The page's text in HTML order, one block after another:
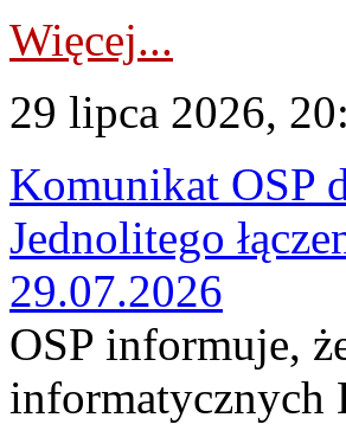
Więcej...
29 lipca 2026,
Komunikat OSP
Jednolitego
29.07.2026
OSP informuje,
informatycznych